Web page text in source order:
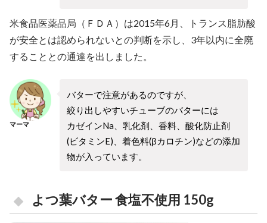
米食品医薬品局（ＦＤＡ）は2015年6月、トランス脂肪酸
が安全とは認められないとの判断を示し、3年以内に全廃
することとの通達を出しました。
マーマ
バターで注意があるのですが、
絞り出しやすいチューブのバターには
カゼインNa、乳化剤、香料、酸化防止剤
(ビタミンE)、着色料(βカロチン)などの添加
物が入っています。
よつ葉バター 食塩不使用 150g